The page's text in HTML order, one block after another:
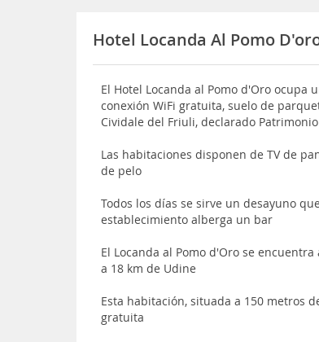
Hotel Locanda Al Pomo
El Hotel Locanda al Pomo d'Oro ocupa
conexión WiFi gratuita, suelo de
Cividale del Friuli, declarado
Las habitaciones disponen de TV de
de pelo
Todos los días se sirve un desayuno
establecimiento alberga un bar
El Locanda al Pomo d'Oro se
a 18 km de Udine
Esta habitación, situada a 150 metros
gratuita